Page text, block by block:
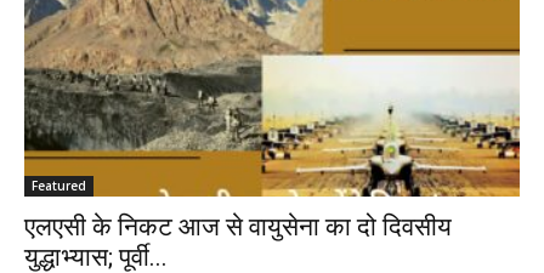
Featured
एलएसी के निकट आज से वायुसेना का दो दिवसीय
युद्धाभ्यास; पूर्वी...